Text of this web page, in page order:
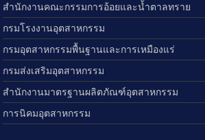
สำนักงานคณะกรรมการอ้อยและน้ำตาลทราย
กรมโรงงานอุตสาหกรรม
กรมอุตสาหกรรมพื้นฐานและการเหมืองแร่
กรมส่งเสริมอุตสาหกรรม
สำนักงานมาตรฐานผลิตภัณฑ์อุตสาหกรรม
การนิคมอุตสาหกรรม